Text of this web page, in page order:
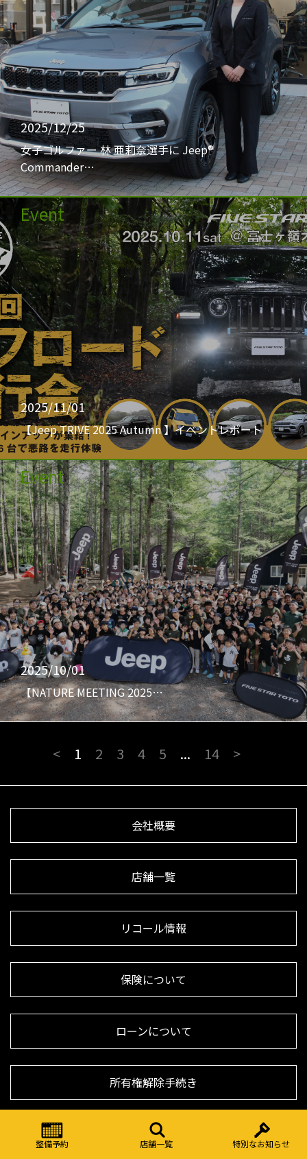
整備予約 店舗一覧 特別なお知らせ
2025/12/25
女子ゴルファー 林 亜莉奈選手に Jeep®
Commander…
Event
2025/11/01
【Jeep TRIVE 2025 Autumn 】イベントレポート
Event
2025/10/01
【NATURE MEETING 2025…
< 1 2 3 4 5 ... 14 >
会社概要
店舗一覧
リコール情報
保険について
ローンについて
所有権解除手続き
ダイワグループ カスタマーハラスメント基本方針